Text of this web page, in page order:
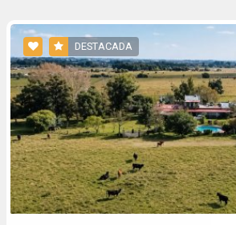
DESTACADA